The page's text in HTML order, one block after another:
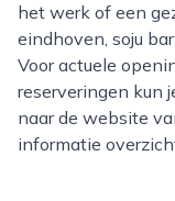
het werk of een
eindhoven, soju
Voor actuele
reserveringen kun
naar de website
informatie